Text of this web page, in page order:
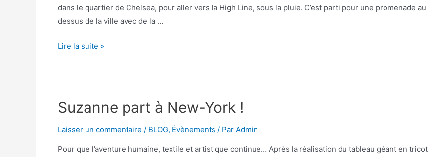
dans le quartier de Chelsea, pour aller vers la High Line, sous la pluie. C’est parti pour une promenade au
dessus de la ville avec de la …
Lire la suite »
Suzanne part à New-York !
Laisser un commentaire / BLOG, Évènements / Par Admin
Pour que l’aventure humaine, textile et artistique continue… Après la réalisation du tableau géant en tricot